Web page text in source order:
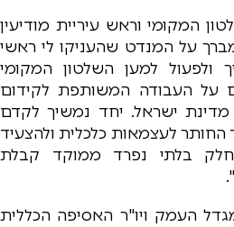
המקומי וראש עיריית מודיעין
על המנדט שהעניקו לי ראשי
ולפעול למען השלטון המקומי
על העבודה המשותפת לקידום
ישראל. יחד נמשיך לקדם
החותר לעצמאות כלכלית ולהצעיד
בלתי נפרד ממוקד קבלת
העמק ויו"ר האסיפה הכללית